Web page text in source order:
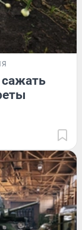
сажать